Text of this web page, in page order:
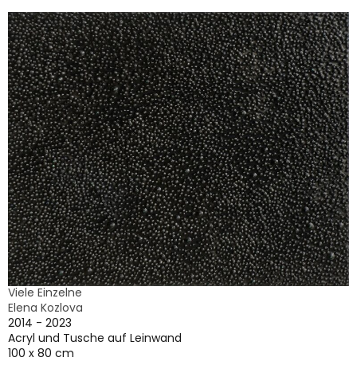
Viele Einzelne
Elena Kozlova
2014 - 2023
Acryl und Tusche auf Leinwand
100 x 80 cm